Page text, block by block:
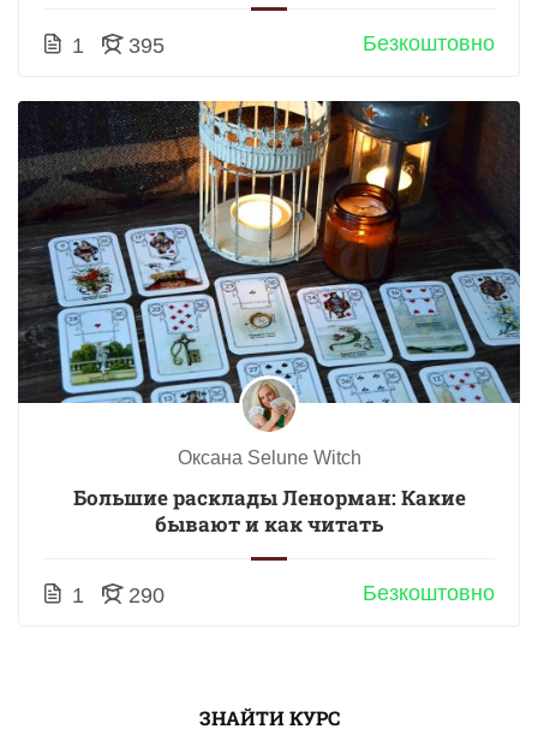
1 395 Безкоштовно
Оксана Selune Witch
Большие расклады Ленорман: Какие
бывают и как читать
1 290 Безкоштовно
ЗНАЙТИ КУРС